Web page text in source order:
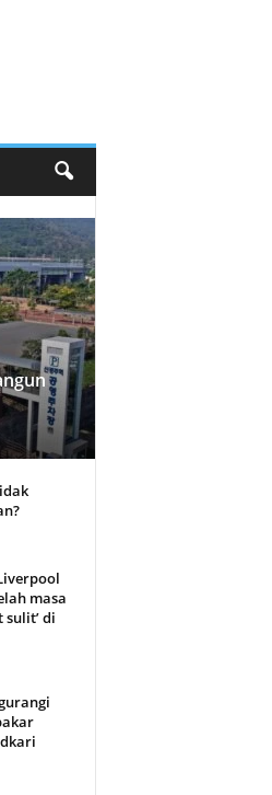
masa
sulit’ di